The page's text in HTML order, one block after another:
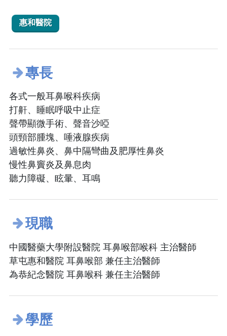
惠和醫院
專長
各式一般耳鼻喉科疾病
打鼾、睡眠呼吸中止症
聲帶顯微手術、聲音沙啞
頭頸部腫塊、唾液腺疾病
過敏性鼻炎、鼻中隔彎曲及肥厚性鼻炎
慢性鼻竇炎及鼻息肉
聽力障礙、眩暈、耳鳴
現職
中國醫藥大學附設醫院 耳鼻喉部喉科 主治醫師
草屯惠和醫院 耳鼻喉部 兼任主治醫師
為恭紀念醫院 耳鼻喉科 兼任主治醫師
學歷